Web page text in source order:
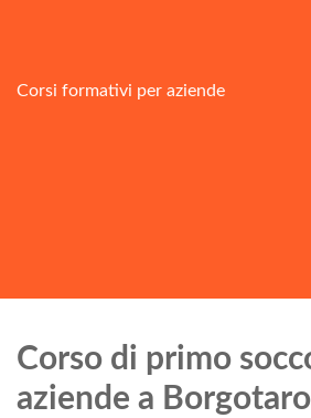
Corsi formativi per aziende
Corso di primo
aziende a